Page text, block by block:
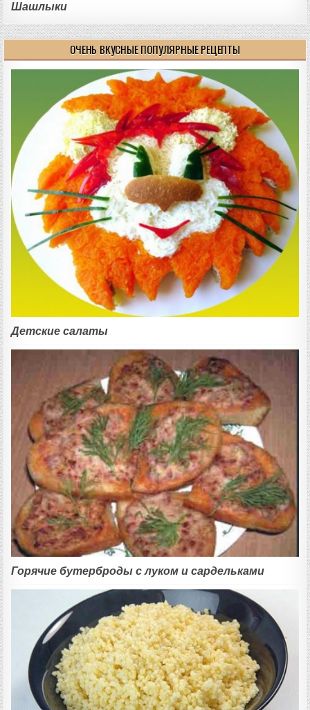
Шашлыки
ОЧЕНЬ ВКУСНЫЕ ПОПУЛЯРНЫЕ РЕЦЕПТЫ
Детские салаты
Горячие бутерброды с луком и сардельками